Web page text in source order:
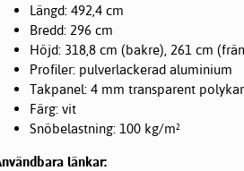
Längd: 492,4 cm
Bredd: 296 cm
Höjd: 318,8 cm (bakre), 261 cm
Profiler: pulverlackerad aluminium
Takpanel: 4 mm transparent
Färg: vit
Snöbelastning: 100 kg/m²
länkar: